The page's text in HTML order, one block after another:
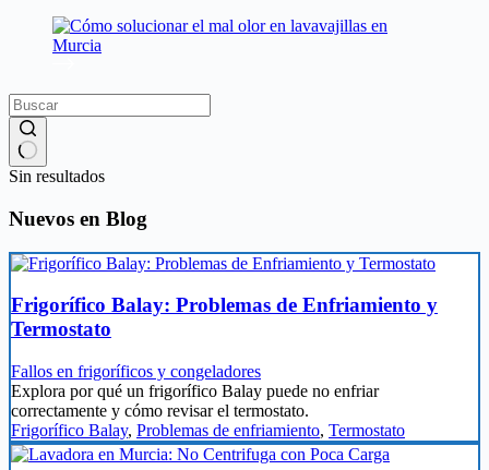
Sin resultados
Nuevos en Blog
Frigorífico Balay: Problemas de Enfriamiento y
Termostato
Fallos en frigoríficos y congeladores
Explora por qué un frigorífico Balay puede no enfriar
correctamente y cómo revisar el termostato.
Frigorífico Balay, Problemas de enfriamiento, Termostato